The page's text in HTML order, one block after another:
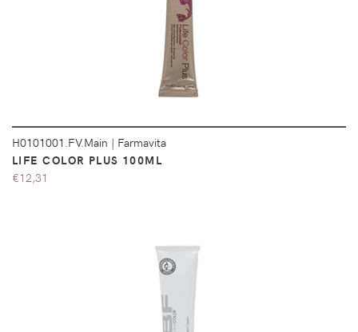
DÉTAILS
H0101001.FV.Main | Farmavita
LIFE COLOR PLUS 100ML
€12,31
DÉTAILS